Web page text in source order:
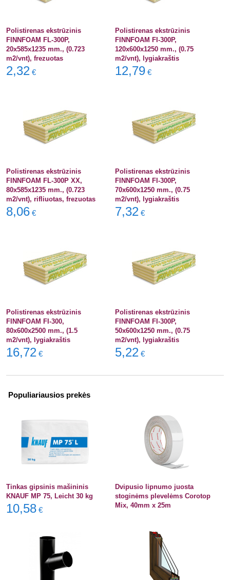
Polistirenas ekstrūzinis
FINNFOAM FL-300P,
20x585x1235 mm., (0.723
m2/vnt), frezuotas
2,32 €
Polistirenas ekstrūzinis
FINNFOAM FI-300P,
120x600x1250 mm., (0.75
m2/vnt), lygiakraštis
12,79 €
Polistirenas ekstrūzinis
FINNFOAM FL-300P XX,
80x585x1235 mm., (0.723
m2/vnt), rifliuotas, frezuotas
8,06 €
Polistirenas ekstrūzinis
FINNFOAM FI-300P,
70x600x1250 mm., (0.75
m2/vnt), lygiakraštis
7,32 €
Polistirenas ekstrūzinis
FINNFOAM FI-300,
80x600x2500 mm., (1.5
m2/vnt), lygiakraštis
16,72 €
Polistirenas ekstrūzinis
FINNFOAM FI-300P,
50x600x1250 mm., (0.75
m2/vnt), lygiakraštis
5,22 €
Populiariausios prekės
Tinkas gipsinis mašininis
KNAUF MP 75, Leicht 30 kg
10,58 €
Dvipusio lipnumo juosta
stoginėms plevelėms Corotop
Mix, 40mm x 25m